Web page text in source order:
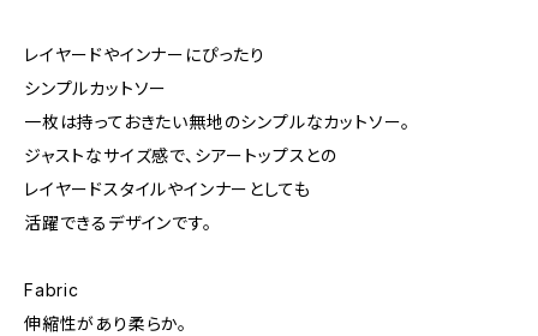
レイヤードやインナーにぴったり
シンプルカットソー
一枚は持っておきたい無地のシンプルなカットソー。
ジャストなサイズ感で、シアートップスとの
レイヤードスタイルやインナーとしても
活躍できるデザインです。
Fabric
伸縮性があり柔らか。